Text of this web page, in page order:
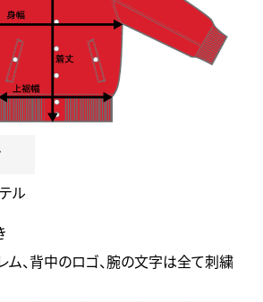
ル
ム、背中のロゴ、腕の文字は全て刺繍